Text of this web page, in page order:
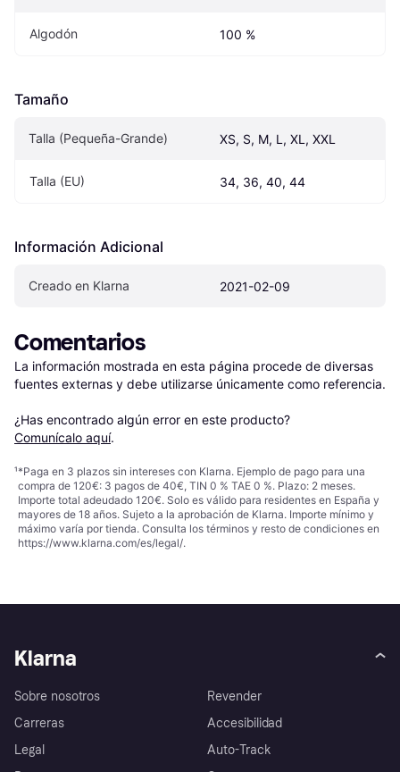
Algodón 100 %
Tamaño
Talla (Pequeña-Grande) XS, S, M, L, XL, XXL
Talla (EU) 34, 36, 40, 44
Información Adicional
Creado en Klarna 2021-02-09
Comentarios
La información mostrada en esta página procede de diversas
fuentes externas y debe utilizarse únicamente como referencia.
¿Has encontrado algún error en este producto?
Comunícalo aquí.
¹*Paga en 3 plazos sin intereses con Klarna. Ejemplo de pago para una
compra de 120€: 3 pagos de 40€, TIN 0 % TAE 0 %. Plazo: 2 meses.
Importe total adeudado 120€. Solo es válido para residentes en España y
mayores de 18 años. Sujeto a la aprobación de Klarna. Importe mínimo y
máximo varía por tienda. Consulta los términos y resto de condiciones en
https://www.klarna.com/es/legal/.
Klarna
Sobre nosotros
Carreras
Legal
Revender
Accesibilidad
Auto-Track